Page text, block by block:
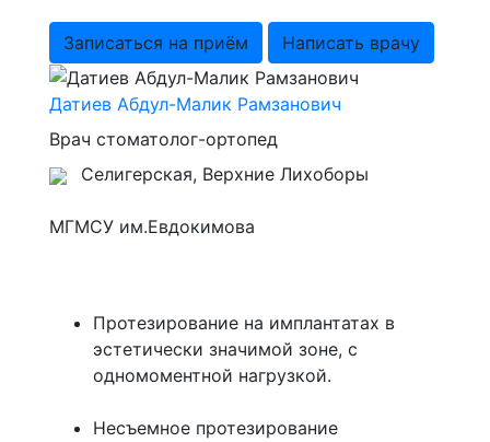
Записаться на приём Написать врачу
Датиев Абдул-Малик Рамзанович
Врач стоматолог-ортопед
Селигерская, Верхние Лихоборы
МГМСУ им.Евдокимова
Протезирование на имплантатах в
эстетически значимой зоне, с
одномоментной нагрузкой.
Несъемное протезирование